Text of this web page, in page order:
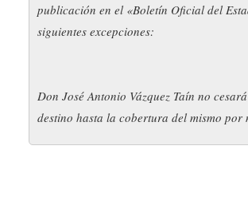
publicación en el «Boletín Oficial del
siguientes excepciones:
Don José Antonio Vázquez Taín no
destino hasta la cobertura del mismo por